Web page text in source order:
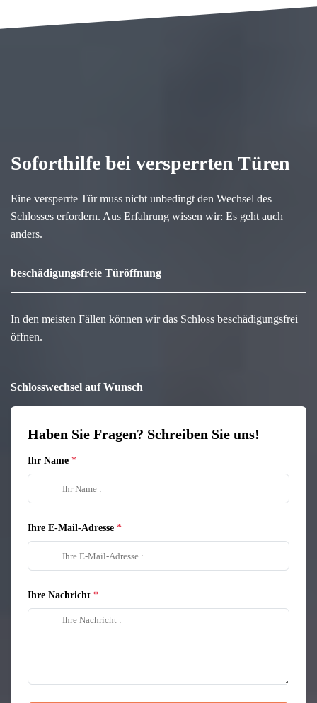
Soforthilfe bei versperrten Türen
Eine versperrte Tür muss nicht unbedingt den Wechsel des
Schlosses erfordern. Aus Erfahrung wissen wir: Es geht auch
anders.
beschädigungsfreie Türöffnung
In den meisten Fällen können wir das Schloss beschädigungsfrei
öffnen.
Schlosswechsel auf Wunsch
Haben Sie Fragen? Schreiben Sie uns!
Ihr Name
Ihre E-Mail-Adresse
Ihre Nachricht